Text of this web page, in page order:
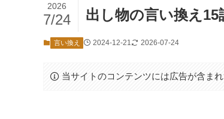
出し物の言い換え15
2026
7/24
言い換え 2024-12-21 2026-07-24
当サイトのコンテンツには広告が含ま